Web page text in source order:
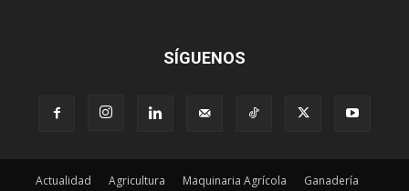
SÍGUENOS
Actualidad Agricultura Maquinaria Agrícola Ganadería